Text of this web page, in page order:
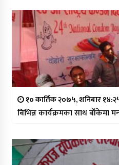
१० कार्तिक २०७५, शनिबार
बिभिन्न कार्यक्रमका साथ बाँकेमा